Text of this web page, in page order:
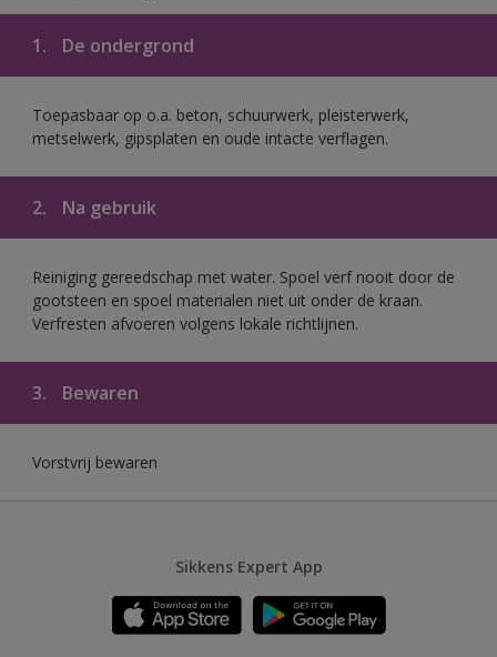
1. De ondergrond
Toepasbaar op o.a. beton, schuurwerk, pleisterwerk,
metselwerk, gipsplaten en oude intacte verflagen.
2. Na gebruik
Reiniging gereedschap met water. Spoel verf nooit door de
gootsteen en spoel materialen niet uit onder de kraan.
Verfresten afvoeren volgens lokale richtlijnen.
3. Bewaren
Vorstvrij bewaren
Sikkens Expert App